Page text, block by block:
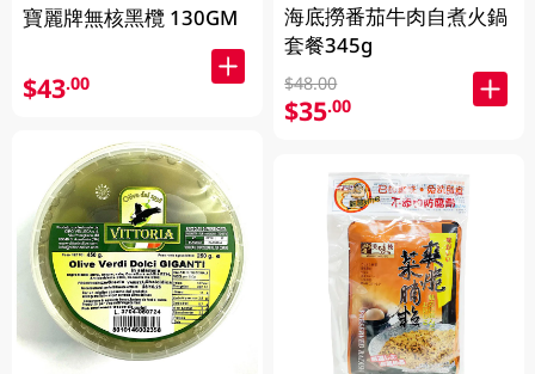
寶麗牌無核黑欖 130GM
$43.00
海底撈番茄牛肉自煮火鍋
套餐345g
$48.00
$35.00